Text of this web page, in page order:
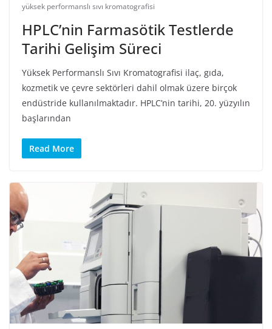
yüksek performanslı sıvı kromatografisi
HPLC’nin Farmasötik Testlerde
Tarihi Gelişim Süreci
Yüksek Performanslı Sıvı Kromatografisi ilaç, gıda,
kozmetik ve çevre sektörleri dahil olmak üzere birçok
endüstride kullanılmaktadır. HPLC’nin tarihi, 20. yüzyılın
başlarından
Read More